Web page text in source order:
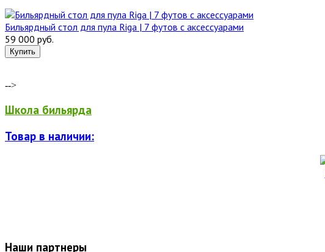
Бильярдный стол для пула Riga | 7 футов с аксессуарами
59 000 руб.
-->
Школа бильярда
Товар в наличии:
Наши партнеры